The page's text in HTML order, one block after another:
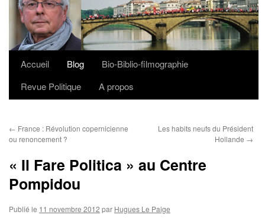
Aller
Accueil Blog
Bio-Biblio-filmographie
Revue Politique
A propos
← France : Révolution copernicienne
ou renoncement ?
Les habits neufs du Président
Hollande →
« Il Fare Politica » au Centre
Pompidou
Publié le 11 novembre 2012 par Hugues Le Paige